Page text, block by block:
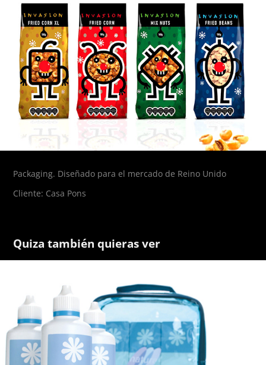
Packaging. Diseñado para el mercado de Reino Unido
Cliente: Casa Pons
Quiza también quieras ver
Natura Unik Purevision / Packaging
2005